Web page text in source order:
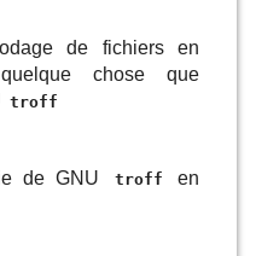
de fichiers en
chose que
troff
de GNU troff
en